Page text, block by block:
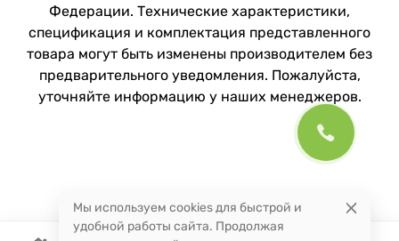
Федерации. Технические характеристики,
спецификация и комплектация представленного
товара могут быть изменены производителем без
предварительного уведомления. Пожалуйста,
уточняйте информацию у наших менеджеров.
Мы используем cookies для быстрой и
удобной работы сайта. Продолжая